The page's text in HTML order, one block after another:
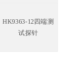
HK9363-12四端测
试探针